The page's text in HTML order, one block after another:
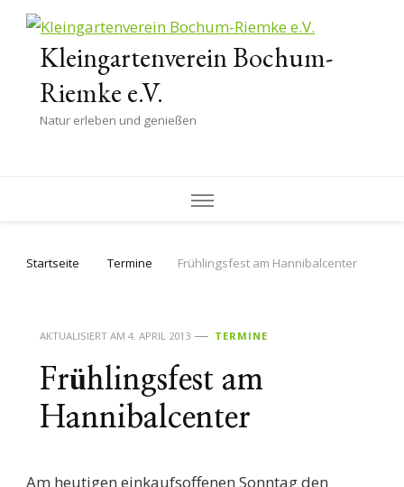
Kleingartenverein Bochum-
Riemke e.V.
Natur erleben und genießen
Startseite Termine Frühlingsfest am Hannibalcenter
AKTUALISIERT AM 4. APRIL 2013 TERMINE
Frühlingsfest am
Hannibalcenter
Am heutigen einkaufsoffenen Sonntag den